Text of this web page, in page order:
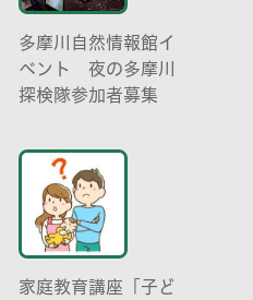
多摩川自然情報館イ
ベント 夜の多摩川
探検隊参加者募集
家庭教育講座「子ど